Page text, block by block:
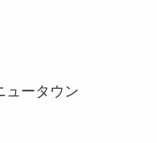
ュータウン